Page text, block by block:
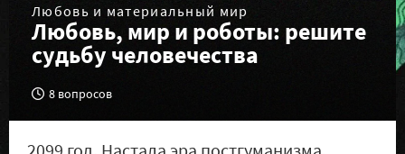
Любовь и материальный мир
Любовь, мир и роботы: решите
судьбу человечества
8 вопросов